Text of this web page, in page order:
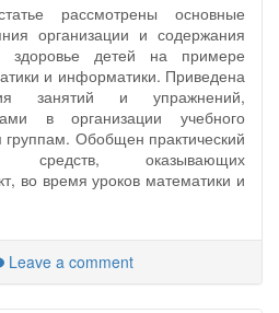
рассмотрены основные
организации и содержания
здоровье детей на примере
и информатики. Приведена
занятий и упражнений,
в организации учебного
Обобщен практический
средств, оказывающих
во время уроков математики и
Leave a comment